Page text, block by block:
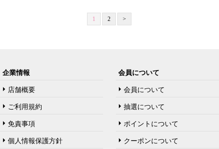
1 2 >
企業情報
店舗概要
ご利用規約
免責事項
個人情報保護方針
会員について
会員について
抽選について
ポイントについて
クーポンについて